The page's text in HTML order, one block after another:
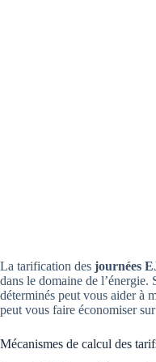
La tarification des journées
dans le domaine de
déterminés peut vous aider à
peut vous faire économiser
Mécanismes de calcul des